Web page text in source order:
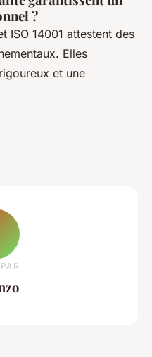
?
ISO 14001 attestent des
Elles
et une